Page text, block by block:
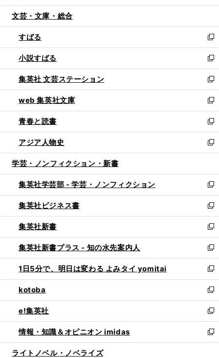
開
ウ
開
く
ン
ウ
で
開
く
ウ
ン
ド
ウ
で
開
く
文芸・文庫・総合
すばる
新
し
い
ウ
ィ
ン
ド
ウ
で
開
く
小説すばる
新
し
い
ウ
ィ
ン
ド
ウ
で
開
集英社 文芸ステーション
新
し
い
ウ
ィ
ン
ド
ウ
開
く
web 集英社文庫
新
し
い
ウ
ィ
ン
ウ
で
開
く
青春と読書
新
し
い
ウ
ン
ド
ウ
で
開
く
アジア人物史
新
し
ウ
ィ
ン
ド
ウ
で
開
く
学芸・ノンフィクション・新書
集英社学芸部 - 学芸・ノンフィクション
新
し
い
ウ
ィ
ン
ド
ウ
で
開
く
集英社ビジネス書
新
し
い
ウ
ィ
ン
ド
ウ
で
開
く
集英社新書
新
し
い
ウ
ィ
ン
ド
ウ
で
開
く
集英社新書プラス - 知の水先案内人
新
し
い
ウ
ィ
ン
ド
ウ
で
開
1日5分で、明日は変わる よみタイ yomitai
新
し
い
ウ
ィ
ン
ド
ウ
kotoba
新
し
い
ウ
ィ
ン
e!集英社
新
し
い
ウ
情報・知識＆オピニオン imidas
新
し
ライトノベル・ノベライズ